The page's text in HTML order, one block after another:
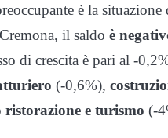
è la situazione
il saldo è
di crescita è pari al -
(-0,6%),
ristorazione e turismo (-